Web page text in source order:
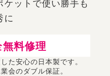
に
料修理
た安心の日本製です。
会のダブル保証。